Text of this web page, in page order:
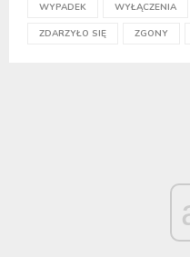
WYPADEK WYŁĄCZENIA
ZDARZYŁO SIĘ ZGONY